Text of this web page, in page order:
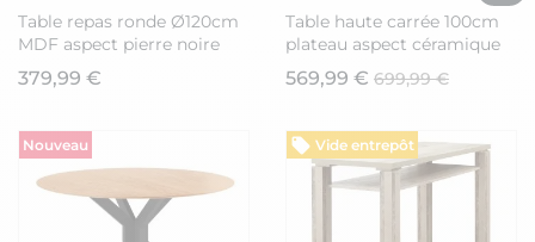
Table repas ronde Ø120cm
MDF aspect pierre noire
pieds croisées métal noir -
AMAEL
379,99 €
Table haute carrée 100cm
plateau aspect céramique
pieds métal - ALARIC
569,99 € 699,99 €
Nouveau Vide entrepôt